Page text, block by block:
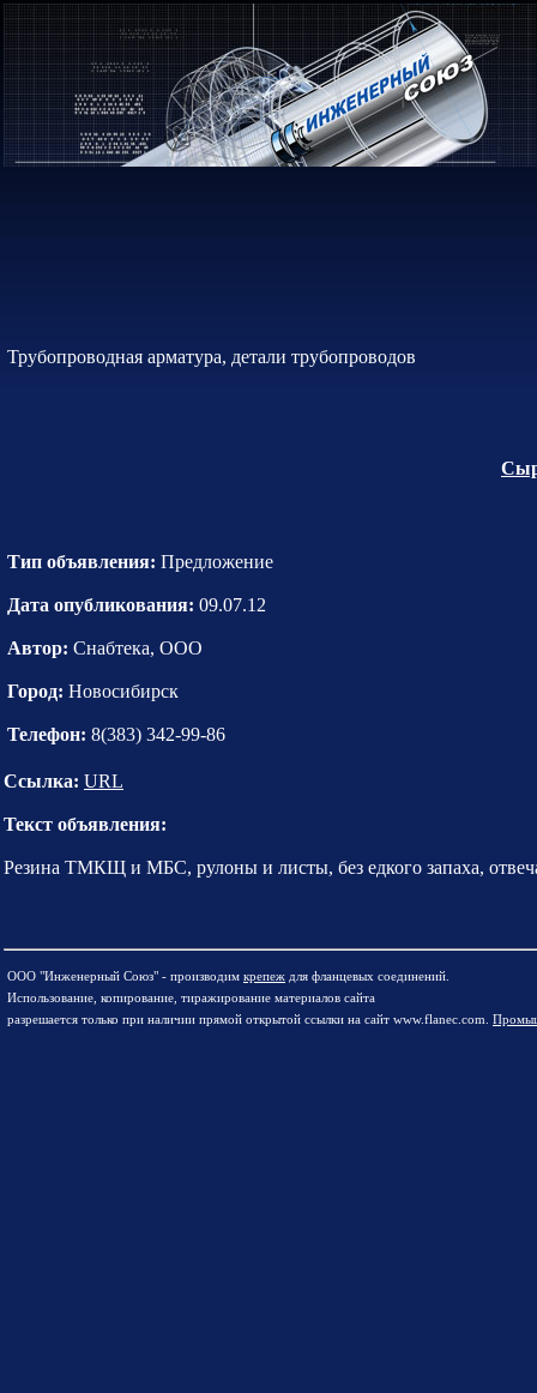
Трубопроводная арматура, детали трубопроводов
Тип объявления: Предложение
Дата опубликования: 09.07.12
Автор: Снабтека, ООО
Город: Новосибирск
Телефон: 8(383) 342-99-86
Ссылка: URL
Текст объявления:
Резина ТМКЩ и МБС, рулоны и листы, без едкого запаха,
ООО "Инженерный Союз" - производим крепеж для фланцевых соединений.
Использование, копирование, тиражирование материалов сайта
разрешается только при наличии прямой открытой ссылки на сайт www.flanec.com.